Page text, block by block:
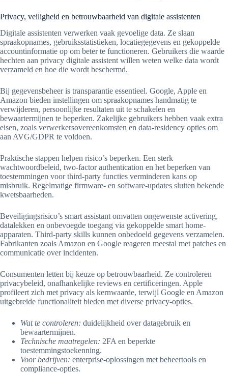
Privacy, veiligheid en betrouwbaarheid van digitale assistenten
Digitale assistenten verwerken vaak gevoelige data. Ze slaan
spraakopnames, gebruiksstatistieken, locatiegegevens en gekoppelde
accountinformatie op om beter te functioneren. Gebruikers die waarde
hechten aan privacy digitale assistent willen weten welke data wordt
verzameld en hoe die wordt beschermd.
Bij gegevensbeheer is transparantie essentieel. Google, Apple en
Amazon bieden instellingen om spraakopnames handmatig te
verwijderen, persoonlijke resultaten uit te schakelen en
bewaartermijnen te beperken. Zakelijke gebruikers hebben vaak extra
eisen, zoals verwerkersovereenkomsten en data-residency opties om
aan AVG/GDPR te voldoen.
Praktische stappen helpen risico’s beperken. Een sterk
wachtwoordbeleid, two-factor authentication en het beperken van
toestemmingen voor third-party functies verminderen kans op
misbruik. Regelmatige firmware- en software-updates sluiten bekende
kwetsbaarheden.
Beveiligingsrisico’s smart assistant omvatten ongewenste activering,
datalekken en onbevoegde toegang via gekoppelde smart home-
apparaten. Third-party skills kunnen onbedoeld gegevens verzamelen.
Fabrikanten zoals Amazon en Google reageren meestal met patches en
communicatie over incidenten.
Consumenten letten bij keuze op betrouwbaarheid. Ze controleren
privacybeleid, onafhankelijke reviews en certificeringen. Apple
profileert zich met privacy als kernwaarde, terwijl Google en Amazon
uitgebreide functionaliteit bieden met diverse privacy-opties.
Wat te controleren: duidelijkheid over datagebruik en
bewaartermijnen.
Technische maatregelen: 2FA en beperkte
toestemmingstoekenning.
Voor bedrijven: enterprise-oplossingen met beheertools en
compliance-opties.